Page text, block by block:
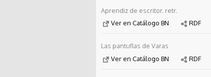
Aprendiz de escritor. retr.
Ver en Catálogo BN
RDF
Las pantuflas de Varas
Ver en Catálogo BN
RDF